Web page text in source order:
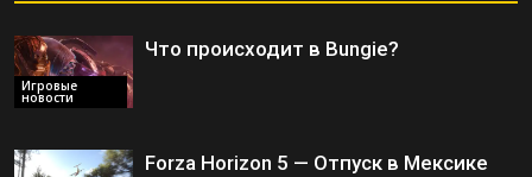
Игровые
новости
Что происходит в Bungie?
Forza Horizon 5 — Отпуск в Мексике